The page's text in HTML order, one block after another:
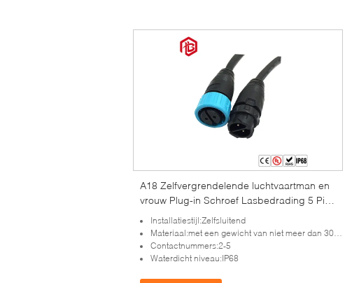
A18 Zelfvergrendelende luchtvaartman en
vrouw Plug-in Schroef Lasbedrading 5 Pin
Waterdicht Photovoltaïsch Connector
Installatiestijl:Zelfsluitend
Materiaal:met een gewicht van niet meer dan 30 g/m2
Contactnummers:2-5
Waterdicht niveau:IP68